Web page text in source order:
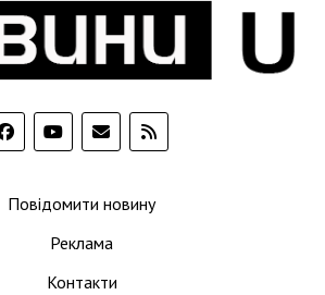
Повідомити новину
Реклама
Контакти